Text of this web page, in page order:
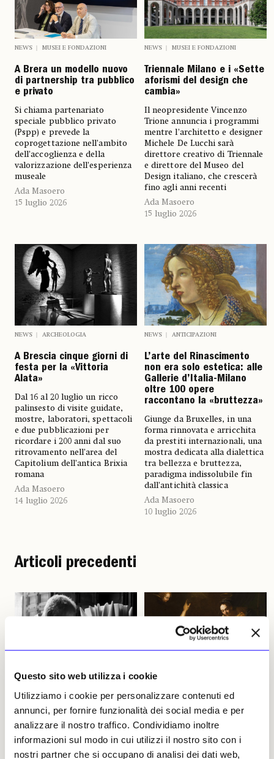
Questo sito web utilizza i cookie
Utilizziamo i cookie per personalizzare contenuti ed
annunci, per fornire funzionalità dei social media e per
analizzare il nostro traffico. Condividiamo inoltre
informazioni sul modo in cui utilizzi il nostro sito con i
nostri partner che si occupano di analisi dei dati web,
NEWS MUSEI E FONDAZIONI
A Brera un modello nuovo
di partnership tra pubblico
e privato
Si chiama partenariato
speciale pubblico privato
(Pspp) e prevede la
coprogettazione nell’ambito
dell’accoglienza e della
valorizzazione dell’esperienza
museale
Ada Masoero
15 luglio 2026
NEWS MUSEI E FONDAZIONI
Triennale Milano e i «Sette
aforismi del design che
cambia»
Il neopresidente Vincenzo
Trione annuncia i programmi
mentre l’architetto e designer
Michele De Lucchi sarà
direttore creativo di Triennale
e direttore del Museo del
Design italiano, che crescerà
fino agli anni recenti
Ada Masoero
15 luglio 2026
NEWS ARCHEOLOGIA
A Brescia cinque giorni di
festa per la «Vittoria
Alata»
Dal 16 al 20 luglio un ricco
palinsesto di visite guidate,
mostre, laboratori, spettacoli
e due pubblicazioni per
ricordare i 200 anni dal suo
ritrovamento nell’area del
Capitolium dell’antica Brixia
romana
Ada Masoero
14 luglio 2026
NEWS ANTICIPAZIONI
L’arte del Rinascimento
non era solo estetica: alle
Gallerie d’Italia-Milano
oltre 100 opere
raccontano la «bruttezza»
Giunge da Bruxelles, in una
forma rinnovata e arricchita
da prestiti internazionali, una
mostra dedicata alla dialettica
tra bellezza e bruttezza,
paradigma indissolubile fin
dall’antichità classica
Ada Masoero
10 luglio 2026
Articoli precedenti
NEWS
Scolpire la luce tra arte,
natura e libertà. Intervista
a Pablo Atchugarry
Al termine della mostra
«Scolpire la luce» alla GNAMC
Per Natale arriva a Milano
un capolavoro di Artemisia
Gentileschi
Dal 27 ottobre 2026 al 31
gennaio 2027 il Museo